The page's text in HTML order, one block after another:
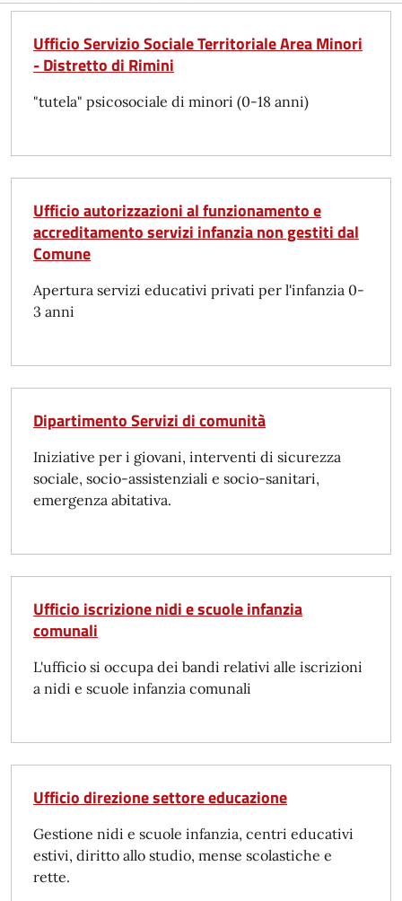
Ufficio Servizio Sociale Territoriale Area Minori
- Distretto di Rimini
"tutela" psicosociale di minori (0-18 anni)
Ufficio autorizzazioni al funzionamento e
accreditamento servizi infanzia non gestiti dal
Comune
Apertura servizi educativi privati per l'infanzia 0-
3 anni
Dipartimento Servizi di comunità
Iniziative per i giovani, interventi di sicurezza
sociale, socio-assistenziali e socio-sanitari,
emergenza abitativa.
Ufficio iscrizione nidi e scuole infanzia
comunali
L'ufficio si occupa dei bandi relativi alle iscrizioni
a nidi e scuole infanzia comunali
Ufficio direzione settore educazione
Gestione nidi e scuole infanzia, centri educativi
estivi, diritto allo studio, mense scolastiche e
rette.